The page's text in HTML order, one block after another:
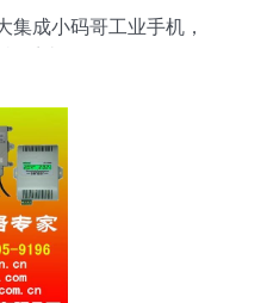
集成小码哥工业手机，